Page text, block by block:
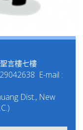
言樓七樓
E-mail :
Dist., New